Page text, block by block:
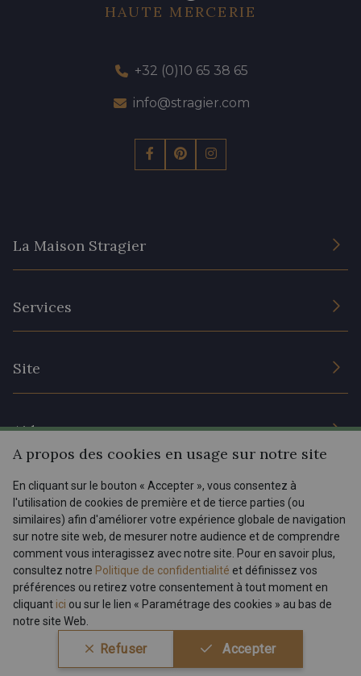
HAUTE MERCERIE
+32 (0)10 65 38 65
info@stragier.com
La Maison Stragier
Services
Site
Prix réduits
Aide
Livraison : France, Belgique, International
Retours & réclamations
FAQ - Questions fréquentes
Modes de paiements
Menu
Tous nos tissus
Magazine
FR EN
Conditions générales de vente
Politique de confidentialité
BE 0772 618 163
A propos des cookies en usage sur notre site
En cliquant sur le bouton « Accepter », vous consentez à
l'utilisation de cookies de première et de tierce parties (ou
similaires) afin d'améliorer votre expérience globale de navigation
sur notre site web, de mesurer notre audience et de comprendre
comment vous interagissez avec notre site. Pour en savoir plus,
consultez notre Politique de confidentialité et définissez vos
préférences ou retirez votre consentement à tout moment en
cliquant ici ou sur le lien « Paramétrage des cookies » au bas de
notre site Web.
Refuser Accepter